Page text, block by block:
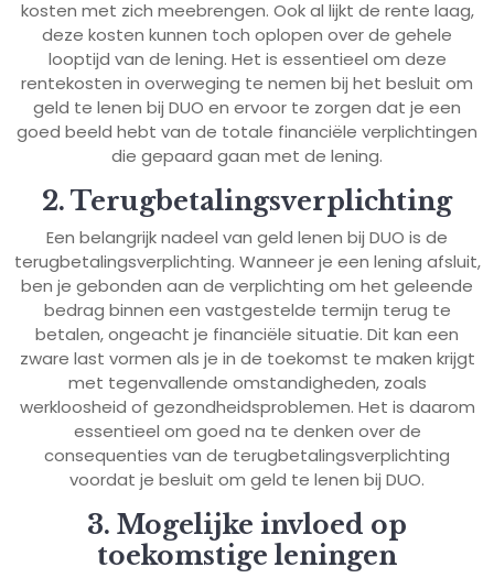
kosten met zich meebrengen. Ook al lijkt de rente laag,
deze kosten kunnen toch oplopen over de gehele
looptijd van de lening. Het is essentieel om deze
rentekosten in overweging te nemen bij het besluit om
geld te lenen bij DUO en ervoor te zorgen dat je een
goed beeld hebt van de totale financiële verplichtingen
die gepaard gaan met de lening.
2. Terugbetalingsverplichting
Een belangrijk nadeel van geld lenen bij DUO is de
terugbetalingsverplichting. Wanneer je een lening afsluit,
ben je gebonden aan de verplichting om het geleende
bedrag binnen een vastgestelde termijn terug te
betalen, ongeacht je financiële situatie. Dit kan een
zware last vormen als je in de toekomst te maken krijgt
met tegenvallende omstandigheden, zoals
werkloosheid of gezondheidsproblemen. Het is daarom
essentieel om goed na te denken over de
consequenties van de terugbetalingsverplichting
voordat je besluit om geld te lenen bij DUO.
3. Mogelijke invloed op
toekomstige leningen